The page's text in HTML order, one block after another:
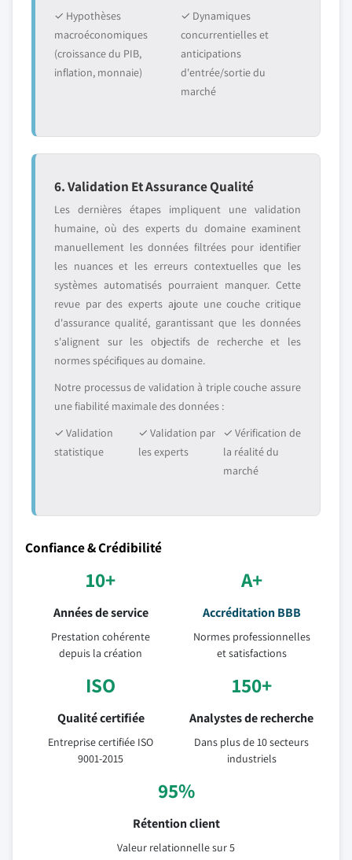
✓ Hypothèses
macroéconomiques
(croissance du PIB,
inflation, monnaie)
✓ Dynamiques
concurrentielles et
anticipations
d'entrée/sortie du
marché
6. Validation Et Assurance Qualité
Les dernières étapes impliquent une validation
humaine, où des experts du domaine examinent
manuellement les données filtrées pour identifier
les nuances et les erreurs contextuelles que les
systèmes automatisés pourraient manquer. Cette
revue par des experts ajoute une couche critique
d'assurance qualité, garantissant que les données
s'alignent sur les objectifs de recherche et les
normes spécifiques au domaine.
Notre processus de validation à triple couche assure
une fiabilité maximale des données :
✓ Validation
statistique
✓ Validation par
les experts
✓ Vérification de
la réalité du
marché
Confiance & Crédibilité
10+
Années de service
Prestation cohérente
depuis la création
A+
Accréditation BBB
Normes professionnelles
et satisfactions
ISO
Qualité certifiée
Entreprise certifiée ISO
9001-2015
150+
Analystes de recherche
Dans plus de 10 secteurs
industriels
95%
Rétention client
Valeur relationnelle sur 5